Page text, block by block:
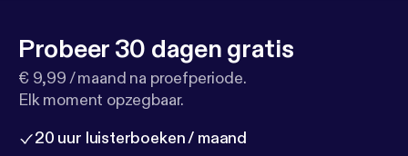
Probeer 30 dagen gratis
€ 9,99 / maand na proefperiode.
Elk moment opzegbaar.
20 uur luisterboeken / maand